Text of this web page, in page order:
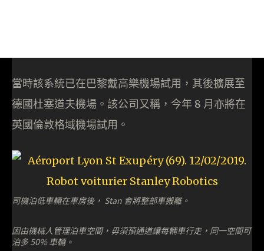
當時該系統已在巴黎戴高樂機場試用，其後擴展至
德國杜塞道夫機場。該公司又稱，今年 8 月亦將在
英國倫敦格域機場試用。
司機泊低車輛在車房後， Stan 會將整部車搬離。
因由機械人管理泊車空間，毋須預通道讓每輛車行走，同一空間可
泊多 50% 車輛。